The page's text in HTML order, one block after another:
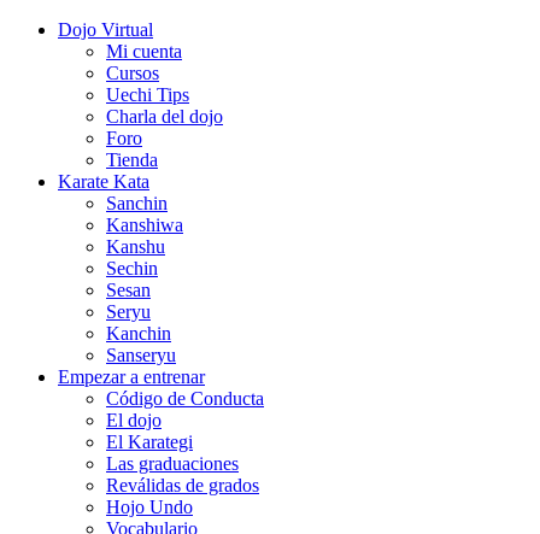
Dojo Virtual
Mi cuenta
Cursos
Uechi Tips
Charla del dojo
Foro
Tienda
Karate Kata
Sanchin
Kanshiwa
Kanshu
Sechin
Sesan
Seryu
Kanchin
Sanseryu
Empezar a entrenar
Código de Conducta
El dojo
El Karategi
Las graduaciones
Reválidas de grados
Hojo Undo
Vocabulario